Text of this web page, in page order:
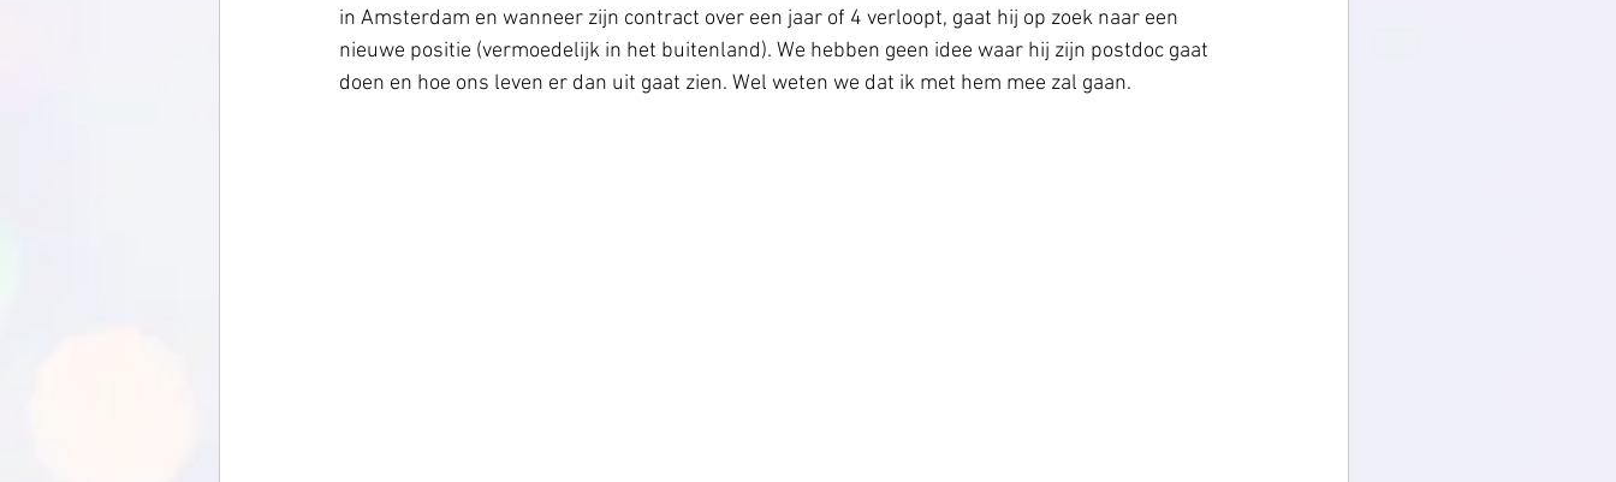
in Amsterdam en wanneer zijn contract over een jaar of 4 verloopt, gaat hij op zoek naar een
nieuwe positie (vermoedelijk in het buitenland). We hebben geen idee waar hij zijn postdoc gaat
doen en hoe ons leven er dan uit gaat zien. Wel weten we dat ik met hem mee zal gaan.